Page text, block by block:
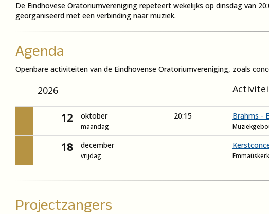
De Eindhovese Oratoriumvereniging repeteert wekelijks op dinsdag van
georganiseerd met een verbinding naar muziek.
Agenda
Openbare activiteiten van de Eindhovense Oratoriumvereniging, zoals
2026
12 oktober
maandag
20:15 Brahms -
18 december
vrijdag
Projectzangers